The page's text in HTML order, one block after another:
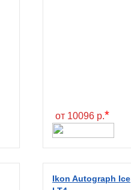
от 10096 р.*
Ikon Autograph Ice